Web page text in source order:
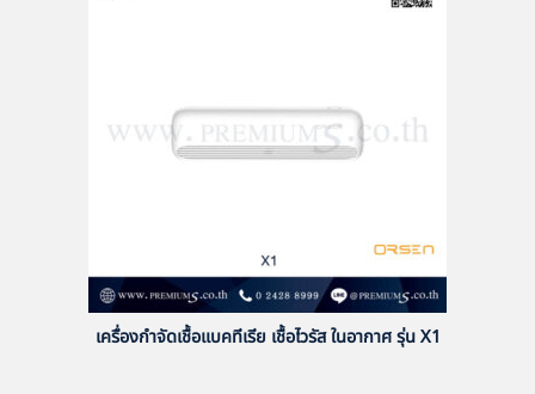
เครื่องกำจัดเชื้อแบคทีเรีย เชื้อไวรัส ในอากาศ รุ่น X1